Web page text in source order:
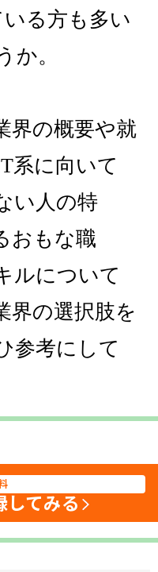
る方も多い
か。
界の概要や就
系に向いて
い人の特
おもな職
ルについて
界の選択肢を
参考にして
してみる